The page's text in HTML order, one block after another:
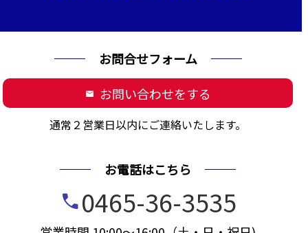
お問合せフォーム
mail お問い合わせをする
通常２営業日以内にご連絡いたします。
お電話はこちら
call0465-36-3535